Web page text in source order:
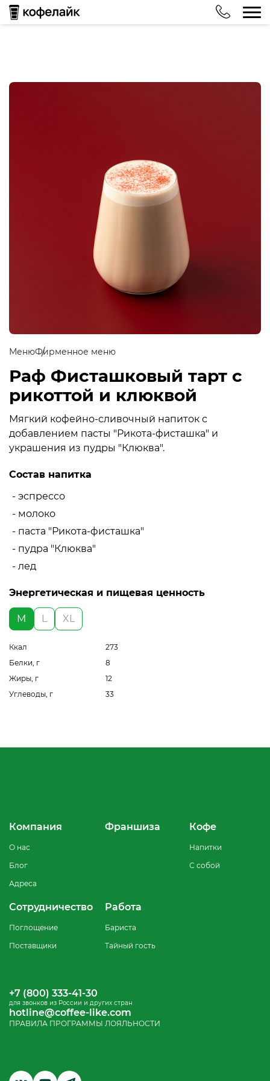
МенюФирменное меню
Раф Фисташковый тарт с
рикоттой и клюквой
Мягкий кофейно-сливочный напиток с
добавлением пасты "Рикота-фисташка" и
украшения из пудры "Клюква".
Состав напитка
- эспрессо
- молоко
- паста "Рикота-фисташка"
- пудра "Клюква"
- лед
Энергетическая и пищевая ценность
M L XL
Ккал
273
Белки, г
8
Жиры, г
12
Углеводы, г
33
Компания
О нас
Блог
Адреса
Кофе
Напитки
С собой
Франшиза
Сотрудничество
Поглощение
Поставщики
Работа
Бариста
Тайный гость
+7 (800) 333-41-30
для звонков из России и других стран
hotline@coffee-like.com
ПРАВИЛА ПРОГРАММЫ ЛОЯЛЬНОСТИ